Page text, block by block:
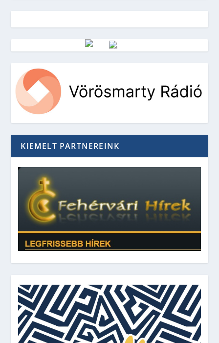
Vörösmarty Rádió
KIEMELT PARTNEREINK